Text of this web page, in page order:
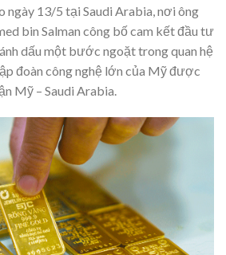
ngày 13/5 tại Saudi Arabia, nơi ông
bin Salman công bố cam kết đầu tư
dấu một bước ngoặt trong quan hệ
đoàn công nghệ lớn của Mỹ được
Mỹ – Saudi Arabia.